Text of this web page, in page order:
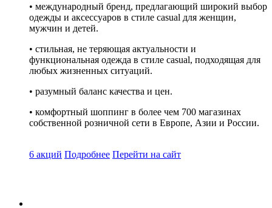
• международный бренд, предлагающий широкий выбор
одежды и аксессуаров в стиле casual для женщин,
мужчин и детей.
• стильная, не теряющая актуальности и
функциональная одежда в стиле casual, подходящая для
любых жизненных ситуаций.
• разумный баланс качества и цен.
• комфортный шоппинг в более чем 700 магазинах
собственной розничной сети в Европе, Азии и России.
6 акций Подробнее Перейти на сайт